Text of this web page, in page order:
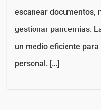
escanear documentos,
gestionar pandemias.
un medio eficiente
personal. […]